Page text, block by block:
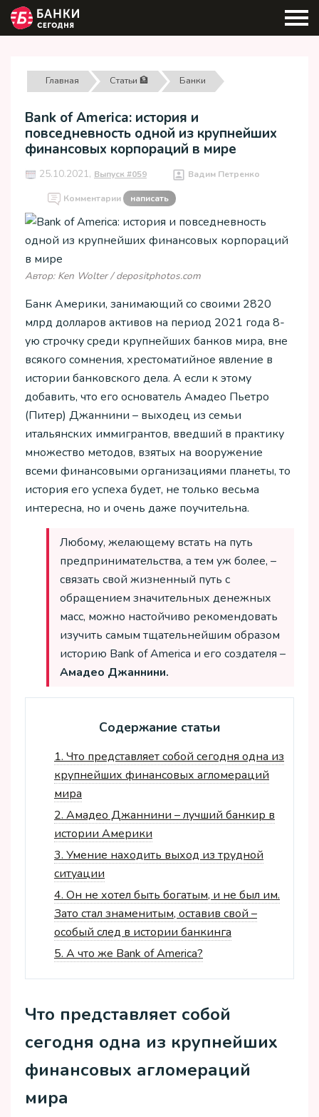
Главная Статьи 🏦 Банки
Bank of America: история и
повседневность одной из крупнейших
финансовых корпораций в мире
25.10.2021, Выпуск #059 Вадим Петренко
Комментарии написать
Автор: Ken Wolter / depositphotos.com
Банк Америки, занимающий со своими 2820
млрд долларов активов на период 2021 года 8-
ую строчку среди крупнейших банков мира, вне
всякого сомнения, хрестоматийное явление в
истории банковского дела. А если к этому
добавить, что его основатель Амадео Пьетро
(Питер) Джаннини – выходец из семьи
итальянских иммигрантов, введший в практику
множество методов, взятых на вооружение
всеми финансовыми организациями планеты, то
история его успеха будет, не только весьма
интересна, но и очень даже поучительна.
Любому, желающему встать на путь
предпринимательства, а тем уж более, –
связать свой жизненный путь с
обращением значительных денежных
масс, можно настойчиво рекомендовать
изучить самым тщательнейшим образом
историю Bank of America и его создателя –
Амадео Джаннини.
Содержание статьи
1. Что представляет собой сегодня одна из
крупнейших финансовых агломераций
мира
2. Амадео Джаннини – лучший банкир в
истории Америки
3. Умение находить выход из трудной
ситуации
4. Он не хотел быть богатым, и не был им.
Зато стал знаменитым, оставив свой –
особый след в истории банкинга
5. А что же Bank of America?
Что представляет собой
сегодня одна из крупнейших
финансовых агломераций
мира